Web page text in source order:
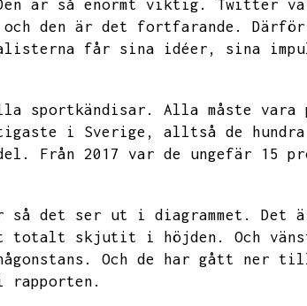
är så enormt viktig.
Twitter
den är det fortfarande.
får sina idéer, sina
sportkändisar. Alla måste vara
i Sverige, alltså de
Från 2017 var de ungefär 15
det ser ut i diagrammet.
Det
totalt skjutit i höjden.
Och
Och de har gått ner